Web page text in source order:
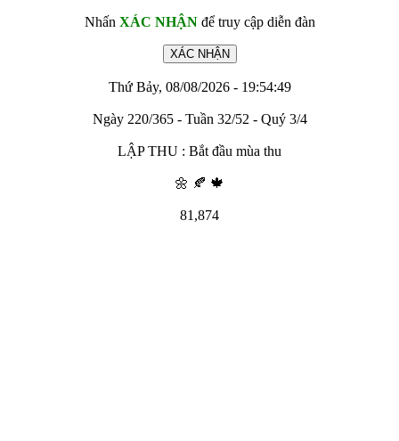
Nhấn XÁC NHẬNđể truy cập diễn đàn
Thứ Bảy, 08/08/2026 - 19:54:49
Ngày 220/365 - Tuần 32/52 - Quý 3/4
LẬP THU : Bắt đầu mùa thu
🌼 🍂 🍁
81,874